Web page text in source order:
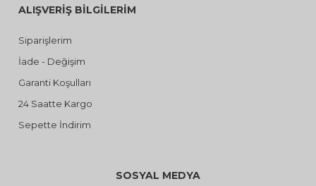
ALIŞVERİŞ BİLGİLERİM
Siparişlerim
İade - Değişim
Garanti Koşulları
24 Saatte Kargo
Sepette İndirim
SOSYAL MEDYA